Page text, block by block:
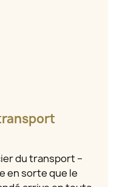
du transport –
en sorte que le